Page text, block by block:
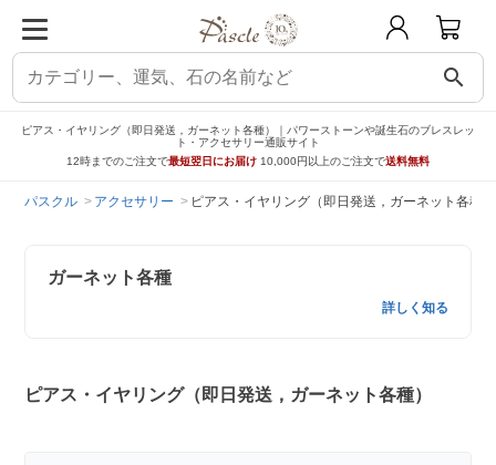
search
ピアス・イヤリング（即日発送，ガーネット各種）｜パワーストーンや誕生石のブレスレッ
ト・アクセサリー通販サイト
12時までのご注文で最短翌日にお届け 10,000円以上のご注文で送料無料
パスクル アクセサリー ピアス・イヤリング（即日発送，ガーネット各種）
ガーネット各種
詳しく知る
ピアス・イヤリング（即日発送，ガーネット各種）